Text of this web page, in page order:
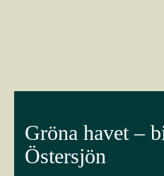
Gröna havet –
Östersjön